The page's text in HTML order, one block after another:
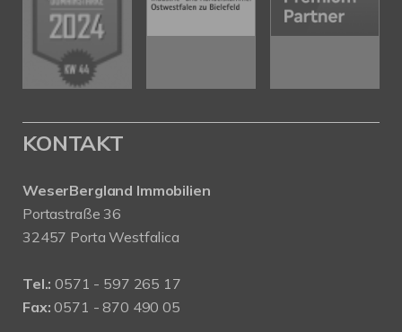
KONTAKT
WeserBergland Immobilien
Portastraße 36
32457 Porta Westfalica
Tel.: 0571 - 597 265 17
Fax: 0571 - 870 490 05